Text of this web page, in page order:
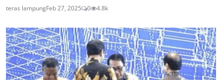
teras lampungFeb 27, 2025 0 4.8k